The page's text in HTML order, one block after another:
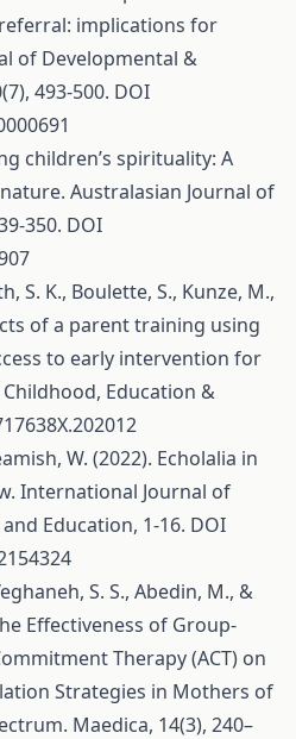
implications for
of Developmental &
493-500. DOI
children’s spirituality: A
Australasian Journal of
350. DOI
S. K., Boulette, S., Kunze, M.,
of a parent training using
to early intervention for
Education &
W. (2022). Echolalia in
International Journal of
Education, 1-16. DOI
S. S., Abedin, M., &
Effectiveness of Group-
Therapy (ACT) on
Strategies in Mothers of
Maedica, 14(3), 240–